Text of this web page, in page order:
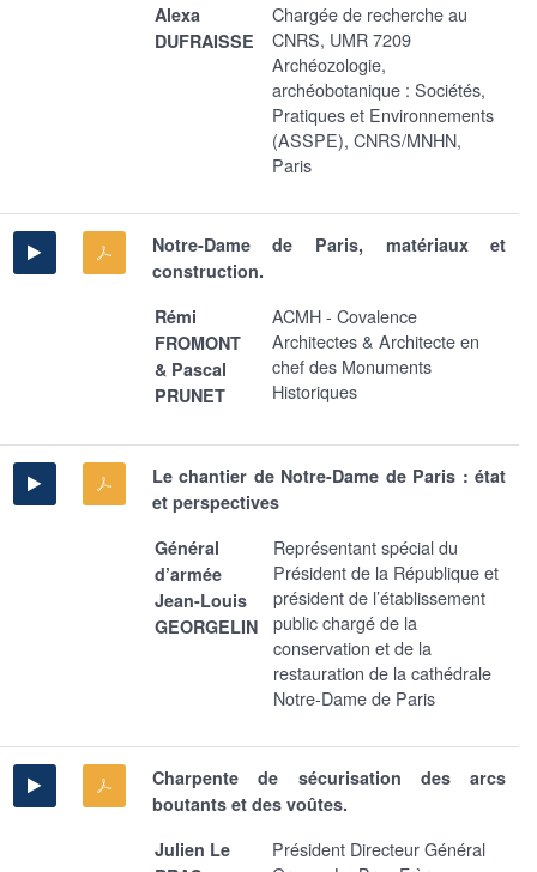
Alexa
DUFRAISSE
Chargée de recherche au
CNRS, UMR 7209
Archéozologie,
archéobotanique : Sociétés,
Pratiques et Environnements
(ASSPE), CNRS/MNHN,
Paris
Notre-Dame de Paris, matériaux et
construction.
Rémi
FROMONT
& Pascal
PRUNET
ACMH - Covalence
Architectes & Architecte en
chef des Monuments
Historiques
Le chantier de Notre-Dame de Paris : état
et perspectives
Général
d’armée
Jean-Louis
GEORGELIN
Représentant spécial du
Président de la République et
président de l’établissement
public chargé de la
conservation et de la
restauration de la cathédrale
Notre-Dame de Paris
Charpente de sécurisation des arcs
boutants et des voûtes.
Julien Le
Président Directeur Général